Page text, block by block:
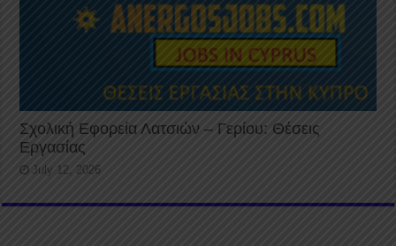
Σχολική Εφορεία Λατσιών – Γερίου: Θέσεις
Εργασίας
July 12, 2026